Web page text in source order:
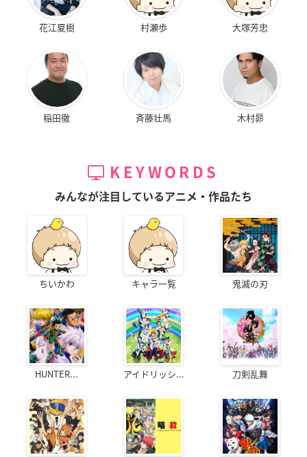
花江夏樹 村瀬歩 大塚芳忠
稲田徹 斉藤壮馬 木村昴
KEYWORDS
みんなが注目しているアニメ・作品たち
ちいかわ キャラ一覧 鬼滅の刃
HUNTER... アイドリッシ... 刀剣乱舞